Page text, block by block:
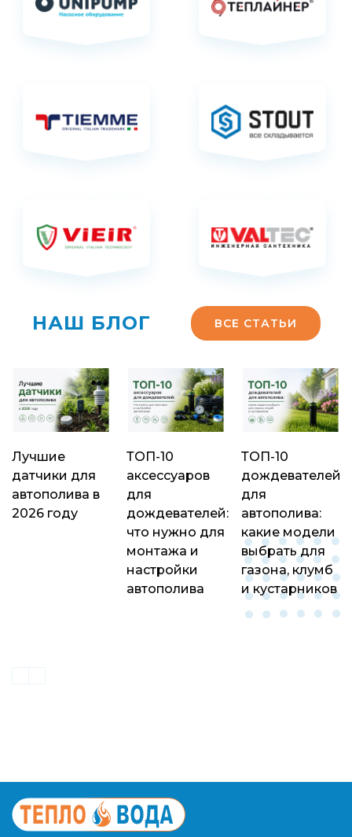
НАШ БЛОГ ВСЕ СТАТЬИ
Лучшие
датчики для
автополива в
2026 году
ТОП-10
аксессуаров
для
дождевателей:
что нужно для
монтажа и
настройки
автополива
ТОП-10
дождевателей
для
автополива:
какие модели
выбрать для
газона, клумб
и кустарников